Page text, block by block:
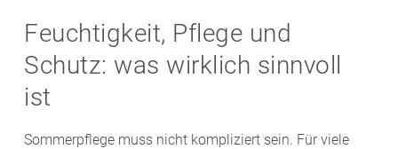
Feuchtigkeit, Pflege und
Schutz: was wirklich sinnvoll
ist
Sommerpflege muss nicht kompliziert sein. Für viele